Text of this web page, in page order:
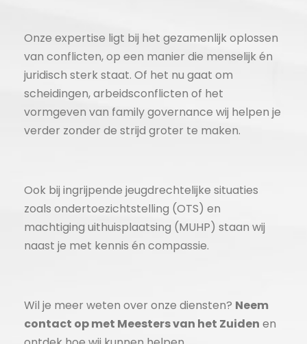
Onze expertise ligt bij het gezamenlijk oplossen
van conflicten, op een manier die menselijk én
juridisch sterk staat. Of het nu gaat om
scheidingen, arbeidsconflicten of het
vormgeven van family governance wij helpen je
verder zonder de strijd groter te maken.
Ook bij ingrijpende jeugdrechtelijke situaties
zoals ondertoezichtstelling (OTS) en
machtiging uithuisplaatsing (MUHP) staan wij
naast je met kennis én compassie.
Wil je meer weten over onze diensten? Neem
contact op met Meesters van het Zuiden en